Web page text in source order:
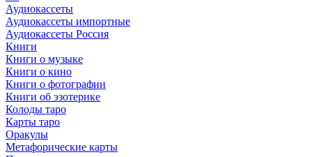
Аудиокассеты
Аудиокассеты импортные
Аудиокассеты Россия
Книги
Книги о музыке
Книги о кино
Книги о фотографии
Книги об эзотерике
Колоды таро
Карты таро
Оракулы
Метафорические карты